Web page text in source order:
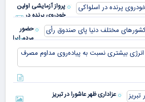
پرواز آزمایشی اولین
خودروی پرنده در
اسلواکی
حضور
مردم ایران
در
کشورهای
مختلف
دنیا پای
صندوق
عزاداری ظهر عاشورا در تبریز